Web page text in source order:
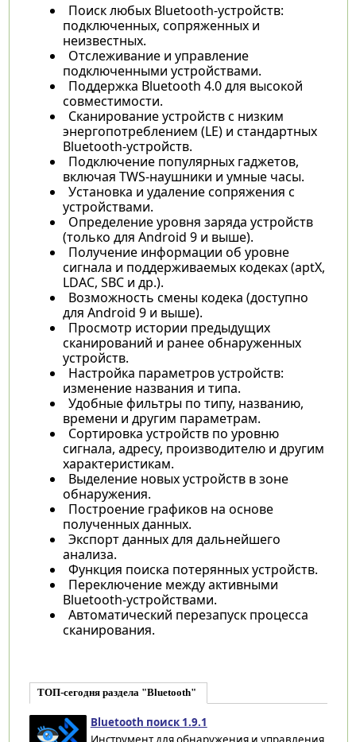
Поиск любых Bluetooth-устройств:
подключенных, сопряженных и
неизвестных.
Отслеживание и управление
подключенными устройствами.
Поддержка Bluetooth 4.0 для высокой
совместимости.
Сканирование устройств с низким
энергопотреблением (LE) и стандартных
Bluetooth-устройств.
Подключение популярных гаджетов,
включая TWS-наушники и умные часы.
Установка и удаление сопряжения с
устройствами.
Определение уровня заряда устройств
(только для Android 9 и выше).
Получение информации об уровне
сигнала и поддерживаемых кодеках (aptX,
LDAC, SBC и др.).
Возможность смены кодека (доступно
для Android 9 и выше).
Просмотр истории предыдущих
сканирований и ранее обнаруженных
устройств.
Настройка параметров устройств:
изменение названия и типа.
Удобные фильтры по типу, названию,
времени и другим параметрам.
Сортировка устройств по уровню
сигнала, адресу, производителю и другим
характеристикам.
Выделение новых устройств в зоне
обнаружения.
Построение графиков на основе
полученных данных.
Экспорт данных для дальнейшего
анализа.
Функция поиска потерянных устройств.
Переключение между активными
Bluetooth-устройствами.
Автоматический перезапуск процесса
сканирования.
ТОП-сегодня раздела "Bluetooth"
Bluetooth поиск 1.9.1